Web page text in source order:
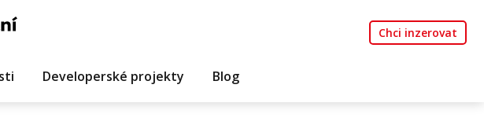
Chci inzerovat
Developerské projekty Blog